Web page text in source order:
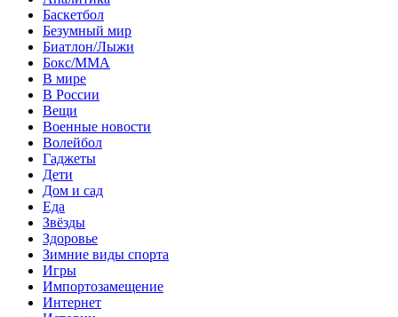
Баскетбол
Безумный мир
Биатлон/Лыжи
Бокс/MMA
В мире
В России
Вещи
Военные новости
Волейбол
Гаджеты
Дети
Дом и сад
Еда
Звёзды
Здоровье
Зимние виды спорта
Игры
Импортозамещение
Интернет